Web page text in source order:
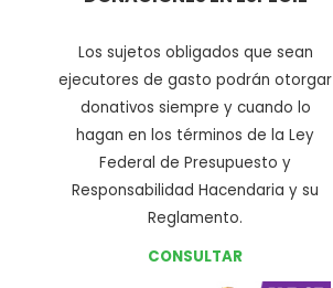
Los sujetos obligados que sean
ejecutores de gasto podrán otorgar
donativos siempre y cuando lo
hagan en los términos de la Ley
Federal de Presupuesto y
Responsabilidad Hacendaria y su
Reglamento.
CONSULTAR